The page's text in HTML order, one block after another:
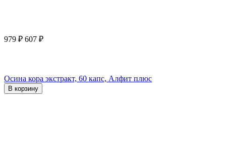
979 ₽ 607 ₽
Осина кора экстракт, 60 капс, Алфит плюс
В корзину